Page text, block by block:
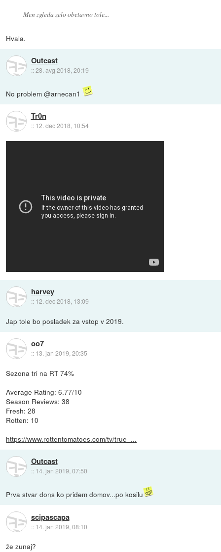
Men zgleda zelo obetavno tole...
Hvala.
Outcast
::28. avg 2018, 20:19
No problem @arnecan1
Tr0n
:: 12. dec 2018, 10:54
harvey
:: 12. dec 2018, 13:09
Jap tole bo posladek za vstop v 2019.
oo7
:: 13. jan 2019, 20:35
Sezona tri na RT 74%
Average Rating: 6.77/10
Season Reviews: 38
Fresh: 28
Rotten: 10
https://www.rottentomatoes.com/tv/true_...
Outcast
:: 14. jan 2019, 07:50
Prva stvar dons ko pridem domov...po kosilu
scipascapa
:: 14. jan 2019, 08:10
že zunaj?